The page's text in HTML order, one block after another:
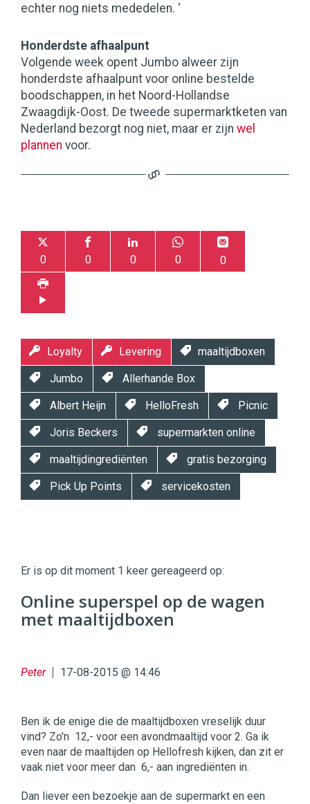
echter nog niets mededelen. ‘
Honderdste afhaalpunt
Volgende week opent Jumbo alweer zijn
honderdste afhaalpunt voor online bestelde
boodschappen, in het Noord-Hollandse
Zwaagdijk-Oost. De tweede supermarktketen van
Nederland bezorgt nog niet, maar er zijn wel
plannen voor.
0 0 0 0 0
Loyalty Levering maaltijdboxen
Jumbo Allerhande Box
Albert Heijn HelloFresh Picnic
Joris Beckers supermarkten online
maaltijdingrediënten gratis bezorging
Pick Up Points servicekosten
|
Digital
Commerce https://twinklemagazine.nl
96 54
Er is op dit moment 1 keer gereageerd op:
Online superspel op de wagen
met maaltijdboxen
Peter 17-08-2015 @ 14:46
Ben ik de enige die de maaltijdboxen vreselijk duur
vind? Zo'n  12,- voor een avondmaaltijd voor 2. Ga ik
even naar de maaltijden op Hellofresh kijken, dan zit er
vaak niet voor meer dan  6,- aan ingrediënten in.
Dan liever een bezoekje aan de supermarkt en een